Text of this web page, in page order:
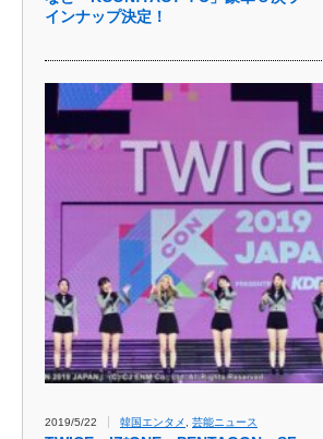
インナップ決定！
2019/5/22 韓国エンタメ 芸能ニュース